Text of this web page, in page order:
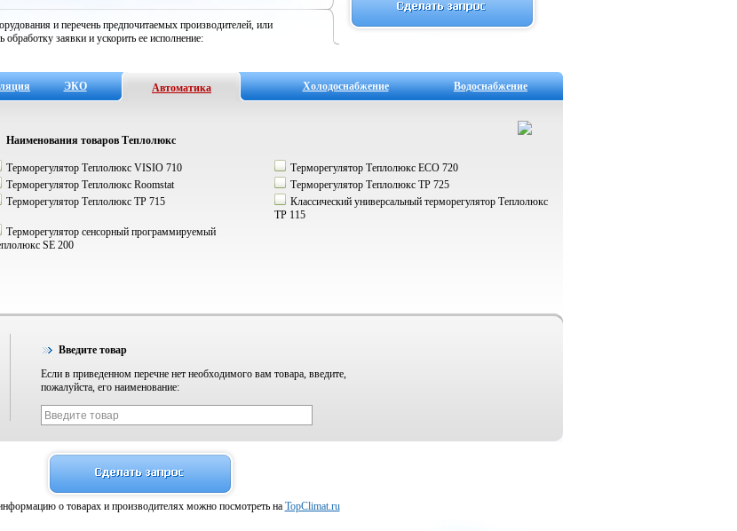
и перечень предпочитаемых производителей, или
заявки и ускорить ее исполнение:
ЭКО Автоматика Холодоснабжение Водоснабжение
Наименования товаров Теплолюкс
Терморегулятор Теплолюкс VISIO 710
Терморегулятор Теплолюкс ECO 720
Терморегулятор Теплолюкс Roomstat
Терморегулятор Теплолюкс ТР 725
Терморегулятор Теплолюкс ТР 715
Классический универсальный терморегулятор Теплолюкс
ТР 115
Терморегулятор сенсорный программируемый
SE 200
Введите товар
Если в приведенном перечне нет необходимого вам товара, введите,
пожалуйста, его наименование:
о товарах и производителях можно посмотреть на TopClimat.ru